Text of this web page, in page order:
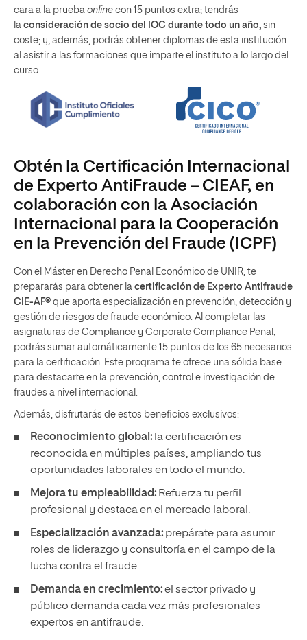
cara a la prueba online con 15 puntos extra; tendrás
la consideración de socio del IOC durante todo un año, sin
coste; y, además, podrás obtener diplomas de esta institución
al asistir a las formaciones que imparte el instituto a lo largo del
curso.
Obtén la Certificación Internacional
de Experto AntiFraude – CIEAF, en
colaboración con la Asociación
Internacional para la Cooperación
en la Prevención del Fraude (ICPF)
Con el Máster en Derecho Penal Económico de UNIR, te
prepararás para obtener la certificación de Experto Antifraude
CIE-AF® que aporta especialización en prevención, detección y
gestión de riesgos de fraude económico. Al completar las
asignaturas de Compliance y Corporate Compliance Penal,
podrás sumar automáticamente 15 puntos de los 65 necesarios
para la certificación. Este programa te ofrece una sólida base
para destacarte en la prevención, control e investigación de
fraudes a nivel internacional.
Además, disfrutarás de estos beneficios exclusivos:
Reconocimiento global: la certificación es
reconocida en múltiples países, ampliando tus
oportunidades laborales en todo el mundo.
Mejora tu empleabilidad: Refuerza tu perfil
profesional y destaca en el mercado laboral.
Especialización avanzada: prepárate para asumir
roles de liderazgo y consultoría en el campo de la
lucha contra el fraude.
Demanda en crecimiento:el sector privado y
público demanda cada vez más profesionales
expertos en antifraude.